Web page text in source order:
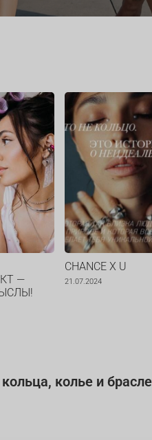
—
CHANCE X U
21.07.2024
колье и